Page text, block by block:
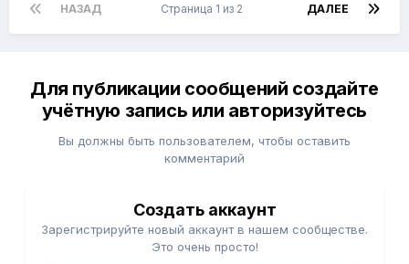
НАЗАД ДАЛЕЕ
Страница 1 из 2
Для публикации сообщений создайте
учётную запись или авторизуйтесь
Вы должны быть пользователем, чтобы оставить
комментарий
Создать аккаунт
Зарегистрируйте новый аккаунт в нашем сообществе.
Это очень просто!